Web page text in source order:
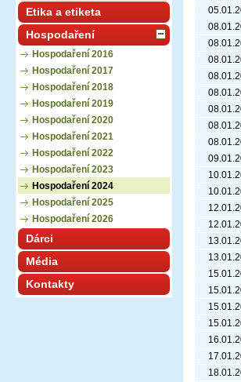
Etika a etiketa
Hospodaření
Hospodaření 2016
Hospodaření 2017
Hospodaření 2018
Hospodaření 2019
Hospodaření 2020
Hospodaření 2021
Hospodaření 2022
Hospodaření 2023
Hospodaření 2024
Hospodaření 2025
Hospodaření 2026
Dárci
Média
Kontakty